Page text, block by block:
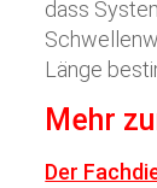
dass
Länge
Mehr
Der